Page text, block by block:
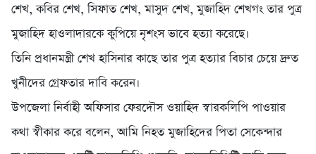
শেখ, কবির শেখ, সিফাত শেখ, মাসুদ শেখ, মুজাহিদ শেখগং তার পুত্র
মুজাহিদ হাওলাদারকে কুপিয়ে নৃশংস ভাবে হত্যা করেছে।
তিনি প্রধানমন্ত্রী শেখ হাসিনার কাছে তার পুত্র হত্যার বিচার চেয়ে দ্রুত
খুনীদের গ্রেফতার দাবি করেন।
উপজেলা নির্বাহী অফিসার ফেরদৌস ওয়াহিদ স্বারকলিপি পাওয়ার
কথা স্বীকার করে বলেন, আমি নিহত মুজাহিদের পিতা সেকেন্দার